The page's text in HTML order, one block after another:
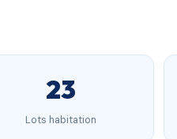
23
Lots habitation